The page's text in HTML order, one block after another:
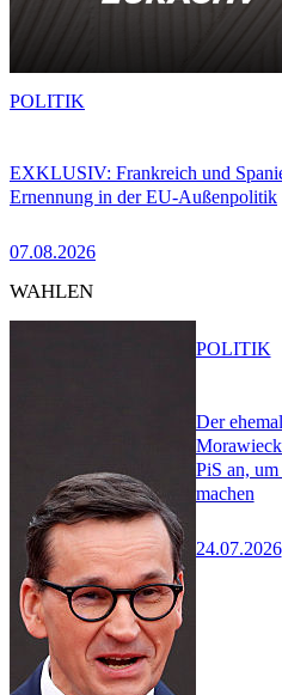
EXKLUSIV: Frankreich und
Ernennung in der EU-Außenpolitik
07.08.2026
POLITIK
WAHLEN
Der
PiS an,
machen
24.07.2026
POLITIK